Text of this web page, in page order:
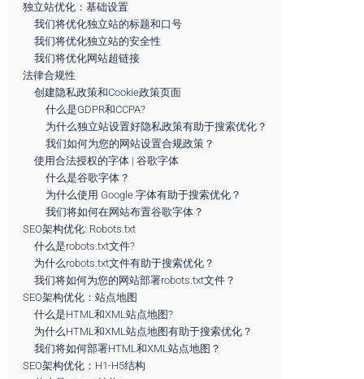
独立站优化：基础设置
我们将优化独立站的标题和口号
我们将优化独立站的安全性
我们将优化网站超链接
法律合规性
创建隐私政策和Cookie政策页面
什么是GDPR和CCPA?
为什么独立站设置好隐私政策有助于搜索优化？
我们如何为您的网站设置合规政策？
使用合法授权的字体 | 谷歌字体
什么是谷歌字体？
为什么使用 Google 字体有助于搜索优化？
我们将如何在网站布置谷歌字体？
SEO架构优化: Robots.txt
什么是robots.txt文件?
为什么robots.txt文件有助于搜索优化？
我们将如何为您的网站部署robots.txt文件？
SEO架构优化：站点地图
什么是HTML和XML站点地图?
为什么HTML和XML站点地图有助于搜索优化？
我们将如何部署HTML和XML站点地图？
SEO架构优化：H1-H5结构